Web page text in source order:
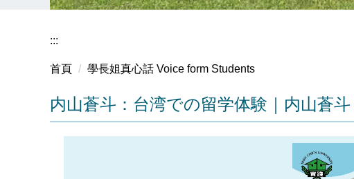
:::
首頁 學長姐真心話 Voice form Students
内山蒼斗：台湾での留学体験｜内山蒼